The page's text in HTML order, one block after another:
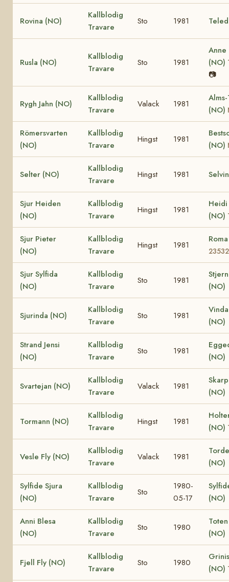
Rovina (NO)
Kallblodig
Travare
Sto 1981
Rusla (NO)
Kallblodig
Travare
Sto 1981
Anne
(NO)
📷
Rygh Jahn (NO)
Kallblodig
Travare
Valack 1981
(NO)
Römersvarten
(NO)
Kallblodig
Travare
Hingst 1981
(NO)
Selter (NO)
Kallblodig
Travare
Hingst 1981
Sjur Heiden
(NO)
Kallblodig
Travare
Hingst 1981
Heidi
(NO)
Sjur Pieter
(NO)
Kallblodig
Travare
Hingst 1981
23532
Sjur Sylfida
(NO)
Kallblodig
Travare
Sto 1981
(NO)
Sjurinda (NO)
Kallblodig
Travare
Sto 1981
(NO)
Strand Jensi
(NO)
Kallblodig
Travare
Sto 1981
(NO)
Svartejan (NO)
Kallblodig
Travare
Valack 1981
(NO)
Tormann (NO)
Kallblodig
Travare
Hingst 1981
(NO)
Vesle Fly (NO)
Kallblodig
Travare
Valack 1981
(NO)
Sylfide Sjura
(NO)
Kallblodig
Travare
Sto
1980-
05-17
(NO)
Anni Blesa
(NO)
Kallblodig
Travare
Sto 1980
(NO)
Fjell Fly (NO)
Kallblodig
Travare
Sto 1980
(NO)